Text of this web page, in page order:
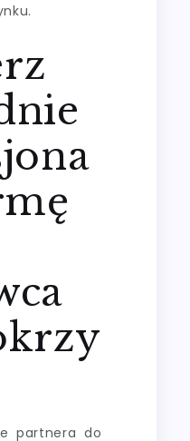
partnera do